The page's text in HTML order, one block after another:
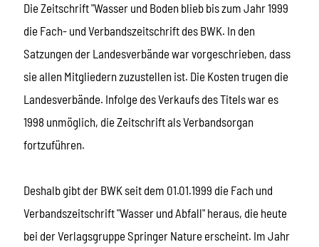
Die Zeitschrift "Wasser und Boden blieb bis zum Jahr 1999
die Fach- und Verbandszeitschrift des BWK. In den
Satzungen der Landesverbände war vorgeschrieben, dass
sie allen Mitgliedern zuzustellen ist. Die Kosten trugen die
Landesverbände. Infolge des Verkaufs des Titels war es
1998 unmöglich, die Zeitschrift als Verbandsorgan
fortzuführen.
Deshalb gibt der BWK seit dem 01.01.1999 die Fach und
Verbandszeitschrift "Wasser und Abfall" heraus, die heute
bei der Verlagsgruppe Springer Nature erscheint. Im Jahr